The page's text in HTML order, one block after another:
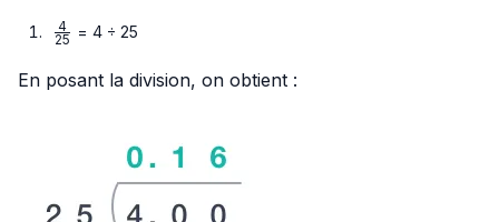
\frac{4}
25
4 = 4 ÷ 25
En posant la division, on obtient :